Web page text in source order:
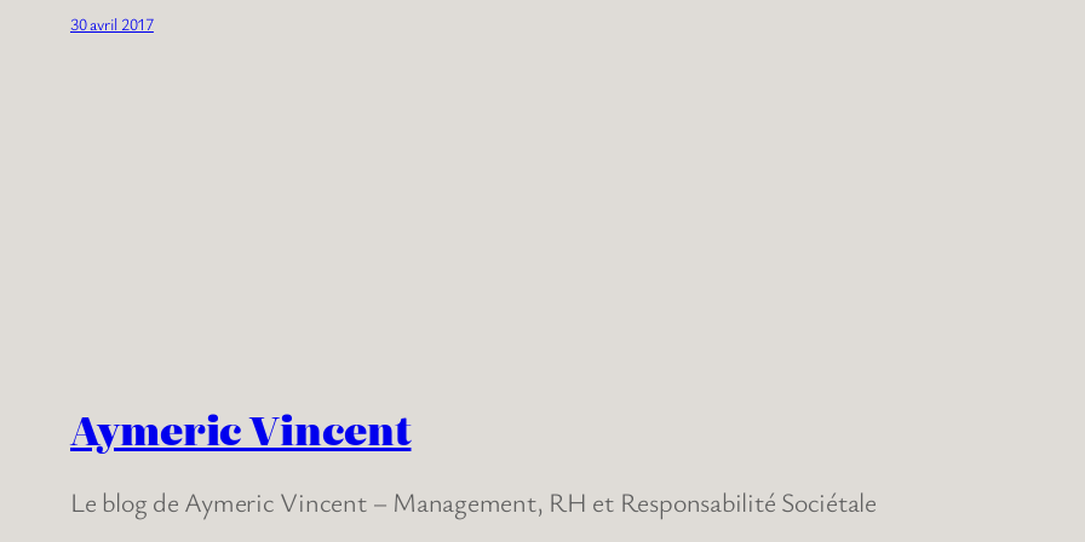
30 avril 2017
Aymeric Vincent
Le blog de Aymeric Vincent – Management, RH et Responsabilité Sociétale